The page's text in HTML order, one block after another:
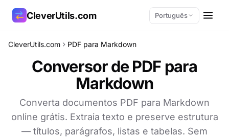
CleverUtils.com Português
CleverUtils.com PDF para Markdown
Conversor de PDF para
Markdown
Converta documentos PDF para Markdown
online grátis. Extraia texto e preserve estrutura
— títulos, parágrafos, listas e tabelas. Sem
Copiar link